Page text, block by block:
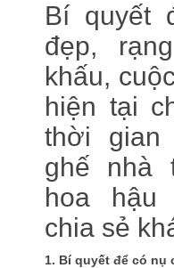
Bí quyết
đẹp,
khấu,
hiện tại
thời gian
ghế nhà
hoa hậu
chia sẻ
1. Bí quyết để có nụ